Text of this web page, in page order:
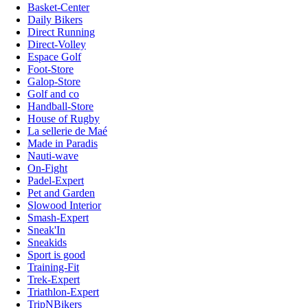
Basket-Center
Daily Bikers
Direct Running
Direct-Volley
Espace Golf
Foot-Store
Galop-Store
Golf and co
Handball-Store
House of Rugby
La sellerie de Maé
Made in Paradis
Nauti-wave
On-Fight
Padel-Expert
Pet and Garden
Slowood Interior
Smash-Expert
Sneak'In
Sneakids
Sport is good
Training-Fit
Trek-Expert
Triathlon-Expert
TripNBikers